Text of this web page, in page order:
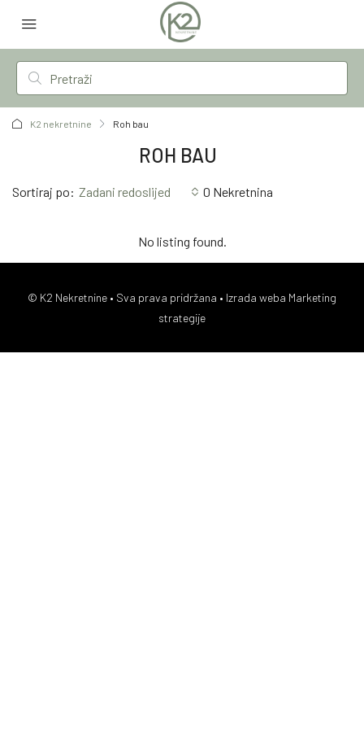
K2 nekretnine Roh bau
ROH BAU
0 Nekretnina
Sortiraj po: Zadani redoslijed
No listing found.
© K2 Nekretnine • Sva prava pridržana • Izrada weba Marketing
strategije